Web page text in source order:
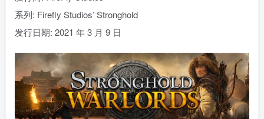
系列: Firefly Studios’ Stronghold
发行日期: 2021 年 3 月 9 日